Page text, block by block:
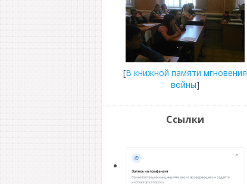
[В книжной памяти мгновения
войны]
Ссылки